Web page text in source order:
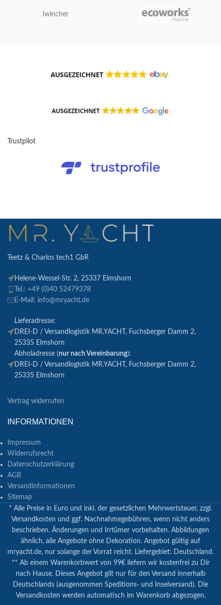
Iwincher
Trustpilot
Teetz & Charlos tech1 GbR
Helene-Wessel-Str. 2, 25337 Elmshorn
Tel.: +49 (0)40 52479378
E-Mail: info@mryacht.de
Lieferadresse:
DREI-D / Versandlogistik MR.YACHT, Fuchsberger Damm 2,
25335 Elmshorn
Abholadresse (nur nach Vereinbarung):
DREI-D / Versandlogistik MR.YACHT, Fuchsberger Damm 2,
25335 Elmshorn
Vertrag widerrufen
INFORMATIONEN
Impressum
Widerrufsrecht
Datenschutzerklärung
AGB
Versandinformationen
Sitemap
* Alle Preise in Euro und inkl. der gesetzlichen Mehrwertsteuer, zzgl.
Versandkosten und ggf. Nachnahmegebühren, wenn nicht anders
beschrieben. Änderungen und Irrtümer vorbehalten. Abbildungen
ähnlich, alle Angebote ohne Dekoration. Angebot gültig auf
mryacht.de, nur solange der Vorrat reicht. Liefergebiet: Deutschland.
** Ab einem Warenkorbwert von 99€ liefern wir kostenfrei zu Dir
nach Hause. Dieses Angebot gilt nur für den Versand innerhalb
Deutschlands (ausgenommen Speditions- und Inselversand). Die
Versandkosten werden automatisch im Warenkorb abgezogen.